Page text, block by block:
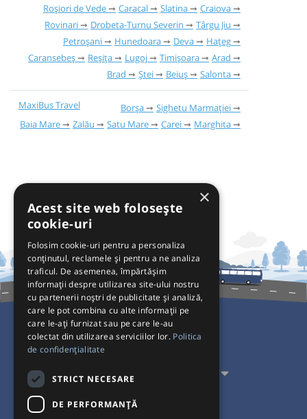
Roşiori de Vede
Caracal Slatina
Craiova
Rovinari
Drobeta-Turnu Severin
Târgu Jiu
Petroșani
Hunedoara Deva
Hațeg
Caransebeș
Reșița Lugoj Timișoara
Arad
Brad
Ștei Beiuș Salonta
MaxiBus Travel Borșa
Sighetu Marmației
Baia Mare
Zalău Satu Mare Carei Marghita
Pentru Călători
Pentru Transportatori
Interacționăm
×
Acest site web folosește
cookie-uri
Folosim cookie-uri pentru a personaliza
conținutul, reclamele și pentru a ne analiza
traficul. De asemenea, împărtășim
informații despre utilizarea site-ului nostru
cu partenerii noștri de publicitate și analiză,
care le pot combina cu alte informații pe
care le-ați furnizat sau pe care le-au
colectat din utilizarea serviciilor lor. Politica
de confidențialitate
STRICT NECESARE
DE PERFORMANȚĂ